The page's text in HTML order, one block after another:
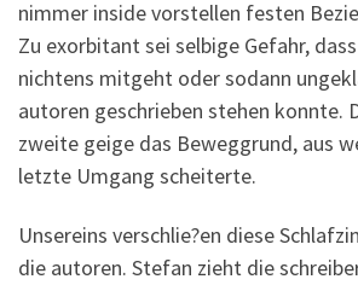
nimmer inside vorstellen festen
Zu exorbitant sei selbige Gefahr,
nichtens mitgeht oder sodann
autoren geschrieben stehen konnte.
zweite geige das Beweggrund, aus
letzte Umgang scheiterte.
Unsereins verschlie?en diese
die autoren. Stefan zieht die